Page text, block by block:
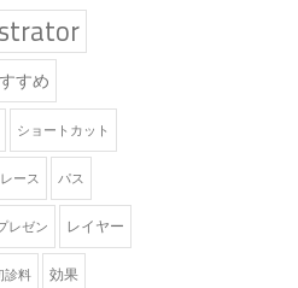
すめ
ショートカット
レース パス
レゼン レイヤー
診料 効果